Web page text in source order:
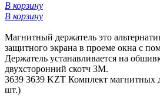
В корзину
В корзину
Магнитный держатель это
защитного экрана в проеме окна с
Держатель устанавливается на
двухсторонний скотч 3М.
3639 3639 KZT Комплект магнитных
шт.)